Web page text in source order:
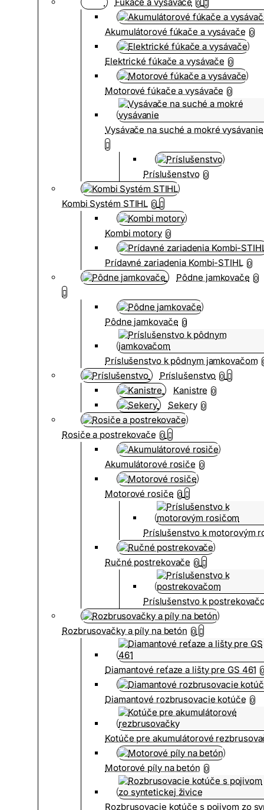
0
Akumulátorové fúkače a vysávače 0
Elektrické fúkače a vysávače 0
Motorové fúkače a vysávače 0
Vysávače na suché a mokré vysávanie
Príslušenstvo 0
Kombi Systém STIHL 0
Kombi motory 0
Prídavné zariadenia Kombi-STIHL 0
Pôdne jamkovače 0
Pôdne jamkovače 0
Príslušenstvo k pôdnym jamkovačom
Príslušenstvo 0
Kanistre 0
Sekery 0
Rosiče a postrekovače 0
Akumulátorové rosiče 0
Motorové rosiče 0
Príslušenstvo k motorovým
Ručné postrekovače 0
Príslušenstvo k
Rozbrusovačky a píly na betón 0
Diamantové reťaze a lišty pre GS 461
Diamantové rozbrusovacie kotúče 0
Kotúče pre akumulátorové
Motorové píly na betón 0
Rozbrusovacie kotúče s pojivom zo